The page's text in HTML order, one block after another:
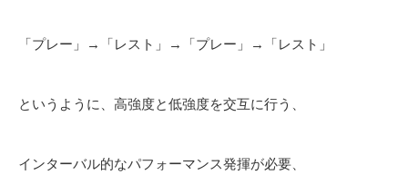
「プレー」→「レスト」→「プレー」→「レスト」
というように、高強度と低強度を交互に行う、
インターバル的なパフォーマンス発揮が必要、